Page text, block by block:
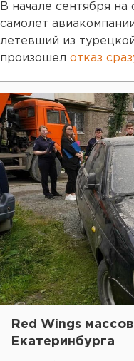
В начале сентября
самолет
летевший из
произошел отказ
Red Wings
Екатеринбурга